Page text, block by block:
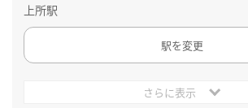
上所駅
駅を変更
さらに表示